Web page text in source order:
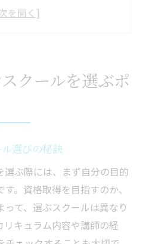
国家資格取得を目指す方法
資格取得法
と個人補助金の活用法
に役立つ情報
するための準備
めの仙台スクール選び
ールで補助金活用
クールを選ぶポ
選びの秘訣
ぶ際には、まず自分の目的
。資格取得を目指すのか、
て、選ぶスクールは異なり
リキュラム内容や講師の経